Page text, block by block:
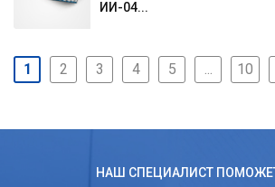
ИИ-04...
1 2 3 4 5 ... 10
НАШ СПЕЦИАЛИСТ